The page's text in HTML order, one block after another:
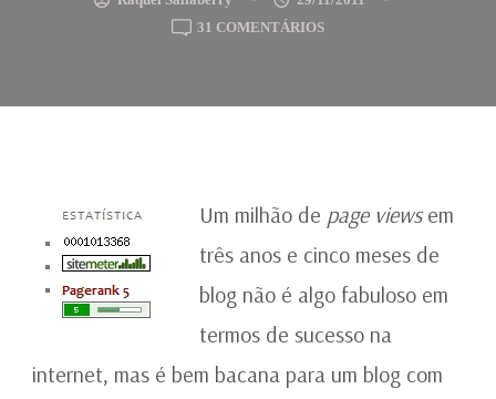
31 COMENTÁRIOSEM
EM
PAGE
VIEWS!
Um milhão de page viewsem
três anos e cinco meses de
blog não é algo fabuloso em
termos de sucesso na
internet, mas é bem bacana para um blog com